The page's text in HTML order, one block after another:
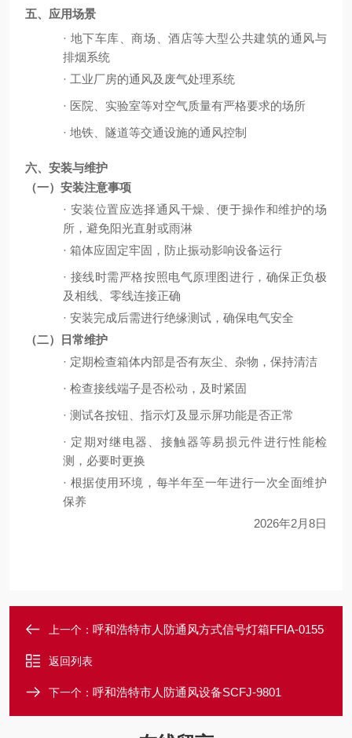
五、应用场景
· 地下车库、商场、酒店等大型公共建筑的通风与
排烟系统
· 工业厂房的通风及废气处理系统
· 医院、实验室等对空气质量有严格要求的场所
· 地铁、隧道等交通设施的通风控制
六、安装与维护
（一）安装注意事项
· 安装位置应选择通风干燥、便于操作和维护的场
所，避免阳光直射或雨淋
· 箱体应固定牢固，防止振动影响设备运行
· 接线时需严格按照电气原理图进行，确保正负极
及相线、零线连接正确
· 安装完成后需进行绝缘测试，确保电气安全
（二）日常维护
· 定期检查箱体内部是否有灰尘、杂物，保持清洁
· 检查接线端子是否松动，及时紧固
· 测试各按钮、指示灯及显示屏功能是否正常
· 定期对继电器、接触器等易损元件进行性能检
测，必要时更换
· 根据使用环境，每半年至一年进行一次全面维护
保养
2026年2月8日
上一个： 呼和浩特市人防通风方式信号灯箱FFIA-0155
返回列表
下一个： 呼和浩特市人防通风设备SCFJ-9801